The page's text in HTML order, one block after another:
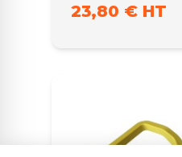
23,80 € HT